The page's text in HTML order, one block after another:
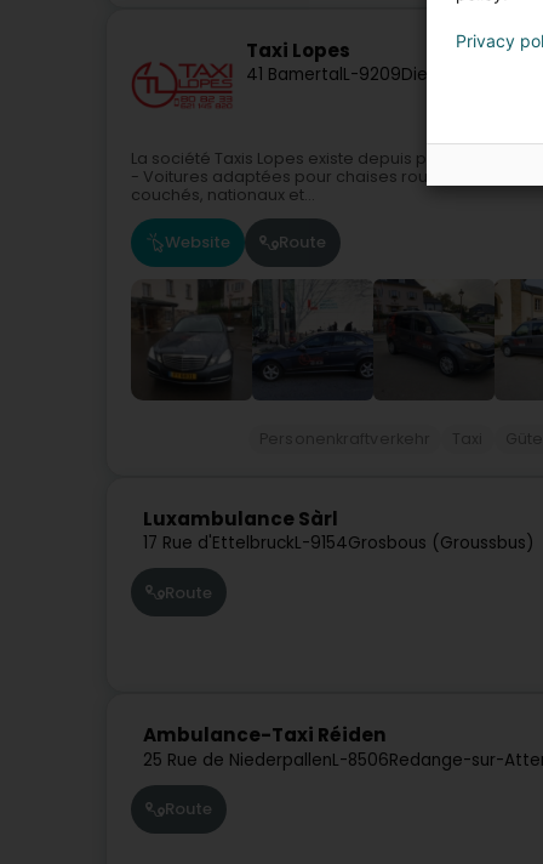
Taxi Lopes
41 BamertalL-9209Diekirch (Dikrech)
La société Taxis Lopes existe depuis plus de 40 ans
- Voitures adaptées pour chaises
couchés, nationaux et...
Website Route
Luxambulance Sàrl
17 Rue d'EttelbruckL-9154Grosbous (Groussbus)
Route
Ambulance-Taxi Réiden
25 Rue de NiederpallenL-8506Redange-sur-
Route
Privacy